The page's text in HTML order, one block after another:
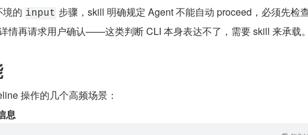
境的 input 步骤，skill 明确规定 Agent 不能自动 proceed，必须先检
情再请求用户确认——这类判断 CLI 本身表达不了，需要 skill 来承载。
操作的几个高频场景：
息